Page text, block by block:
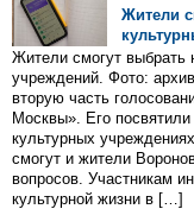
Жители
Жители смогут выбрать
учреждений. Фото:
вторую часть
Москвы». Его
культурных
смогут и жители
вопросов. Участникам
культурной жизни в […]